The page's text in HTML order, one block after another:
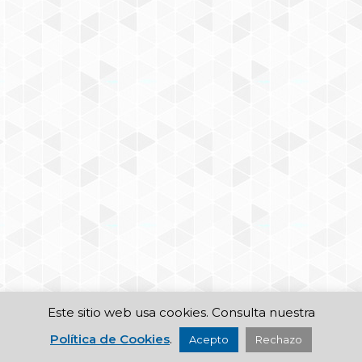
Este sitio web usa cookies. Consulta nuestra
Política de Cookies. Acepto Rechazo